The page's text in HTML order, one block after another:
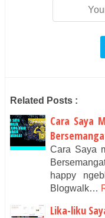
Related Posts :
Cara Saya
Cara Saya
happy
Blogwalk…
Lika-liku